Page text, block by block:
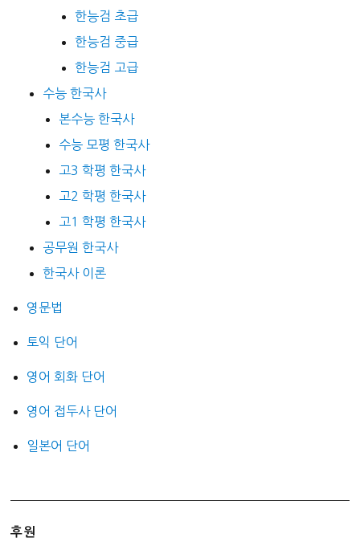
한능검 초급
한능검 중급
한능검 고급
수능 한국사
본수능 한국사
수능 모평 한국사
고3 학평 한국사
고2 학평 한국사
고1 학평 한국사
공무원 한국사
한국사 이론
영문법
토익 단어
영어 회화 단어
영어 접두사 단어
일본어 단어
후원